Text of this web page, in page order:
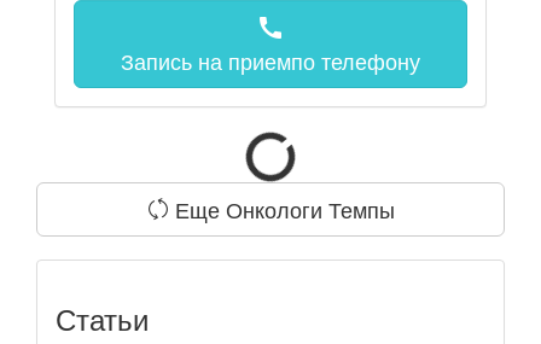
call
Запись на приемпо телефону
Еще Онкологи Темпы
Статьи